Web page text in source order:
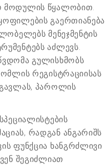
მოდულის წყალობით.
გაერთიანება
მენეჯმენტის
აძლევს.
გულისხმობს
რეგისტრაციისას
პაროლის
რადგან ანგარიშს
ფუნქცია ხანგრძლივი
შეგიძლიათ